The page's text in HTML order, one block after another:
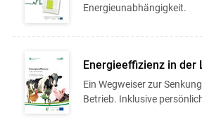
Energieunabhängigkeit.
Energieeffizienz in der
Ein Wegweiser zur
Betrieb. Inklusive